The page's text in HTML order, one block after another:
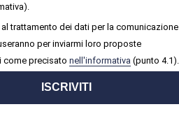
trattamento dei dati per la comunicazione
per inviarmi loro proposte
come precisato nell'informativa (punto 4.1).
ISCRIVITI